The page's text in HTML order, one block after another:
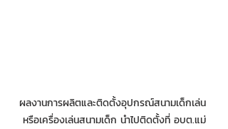
ผลงานการผลิตและติดตั้งอุปกรณ์สนามเด็กเล่น
หรือเครื่องเล่นสนามเด็ก นำไปติดตั้งที่ อบต.แม่